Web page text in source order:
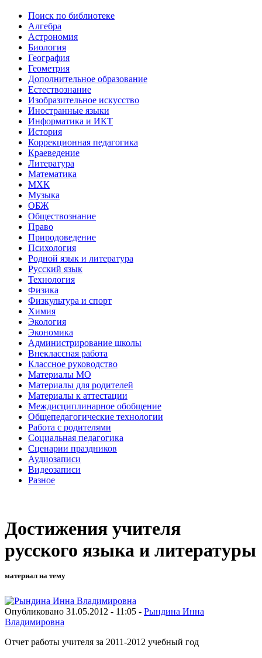
Поиск по библиотеке
Алгебра
Астрономия
Биология
География
Геометрия
Дополнительное образование
Естествознание
Изобразительное искусство
Иностранные языки
Информатика и ИКТ
История
Коррекционная педагогика
Краеведение
Литература
Математика
МХК
Музыка
ОБЖ
Обществознание
Право
Природоведение
Психология
Родной язык и литература
Русский язык
Технология
Физика
Физкультура и спорт
Химия
Экология
Экономика
Администрирование школы
Внеклассная работа
Классное руководство
Материалы МО
Материалы для родителей
Материалы к аттестации
Междисциплинарное обобщение
Общепедагогические технологии
Работа с родителями
Социальная педагогика
Сценарии праздников
Аудиозаписи
Видеозаписи
Разное
Достижения учителя
русского языка и литературы
материал на тему
Опубликовано 31.05.2012 - 11:05 - Рындина Инна
Владимировна
Отчет работы учителя за 2011-2012 учебный год